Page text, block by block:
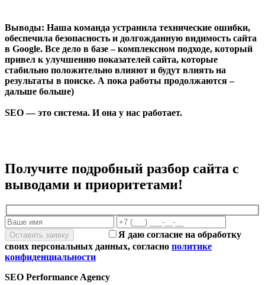
Выводы: Наша команда устранила технические ошибки,
обеспечила безопасность и долгожданную видимость сайта
в Google. Все дело в базе – комплексном подходе, который
привел к улучшению показателей сайта, которые
стабильно положительно влияют и будут влиять на
результаты в поиске. А пока работы продолжаются –
дальше больше)
SEO — это система. И она у нас работает.
Получите подробный разбор сайта с
выводами и приоритетами!
Я даю согласие на обработку
своих персональных данных, согласно политике
конфиденциальности
SEO Performance Agency